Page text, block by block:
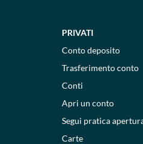
PRIVATI
Conto deposito
Trasferimento conto
Conti
Apri un conto
Segui pratica
Carte